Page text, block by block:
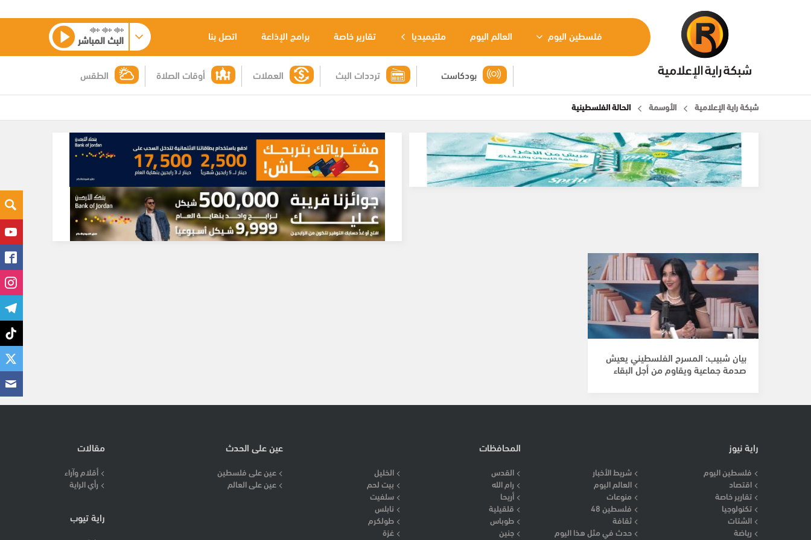
فلسطين اليوم العالم اليوم ملتيميديا تقارير خاصة برامج الإذاعة اتصل بنا البث المباشر
الطقس أوقات الصلاة العملات ترددات البث بودكاست
شبكة راية الإعلامية الأوسمة الحالة الفلسطينية
بيان شبيب: المسرح الفلسطيني يعيش
صدمة جماعية ويقاوم من أجل البقاء
راية نيوز
فلسطين اليوم
شريط الأخبار
اقتصاد
العالم اليوم
تقارير خاصة
منوعات
تكنولوجيا
فلسطين 48
الشتات
ثقافة
رياضة
حدث في مثل هذا اليوم
المحافظات
القدس
الخليل
رام الله
بيت لحم
أريحا
سلفيت
قلقيلية
نابلس
طوباس
طولكرم
جنين
غزة
عين على الحدث
عين على فلسطين
عين على العالم
مقالات
أقلام وآراء
رأي الراية
راية تيوب